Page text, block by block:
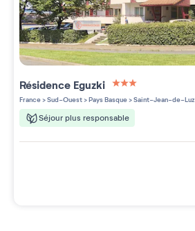
Résidence Eguzki
3 étoiles sur 5
France>Sud-Ouest>Pays Basque>Saint-Jean-de-Luz
Séjour plus responsable